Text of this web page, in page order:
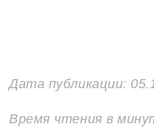
Дата публикации:
Время чтения в